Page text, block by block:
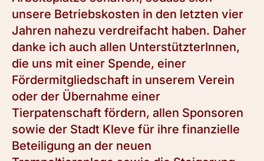
unsere Betriebskosten in den letzten vier
Jahren nahezu verdreifacht haben. Daher
danke ich auch allen UnterstützterInnen,
die uns mit einer Spende, einer
Fördermitgliedschaft in unserem Verein
oder der Übernahme einer
Tierpatenschaft fördern, allen Sponsoren
sowie der Stadt Kleve für ihre finanzielle
Beteiligung an der neuen